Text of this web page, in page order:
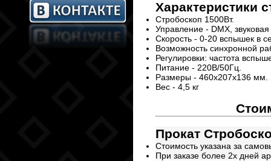
Характеристики
Стробоскоп 1500Вт.
Управление - DMX,
Скорость - 0-20 вспышек в
Возможность синхронной
Регулировки: частота
Питание - 220В/50Гц.
Размеры - 460х207х136 мм.
Вес - 4,5 кг
Прокат
Стоимость указана за
При заказе более 2х дней